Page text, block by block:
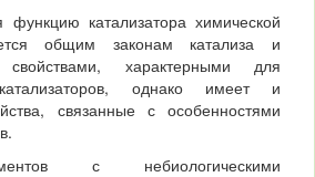
катализатора химической
общим законам катализа и
характерными для
катализаторов, однако имеет и
связанные с особенностями
с небиологическими